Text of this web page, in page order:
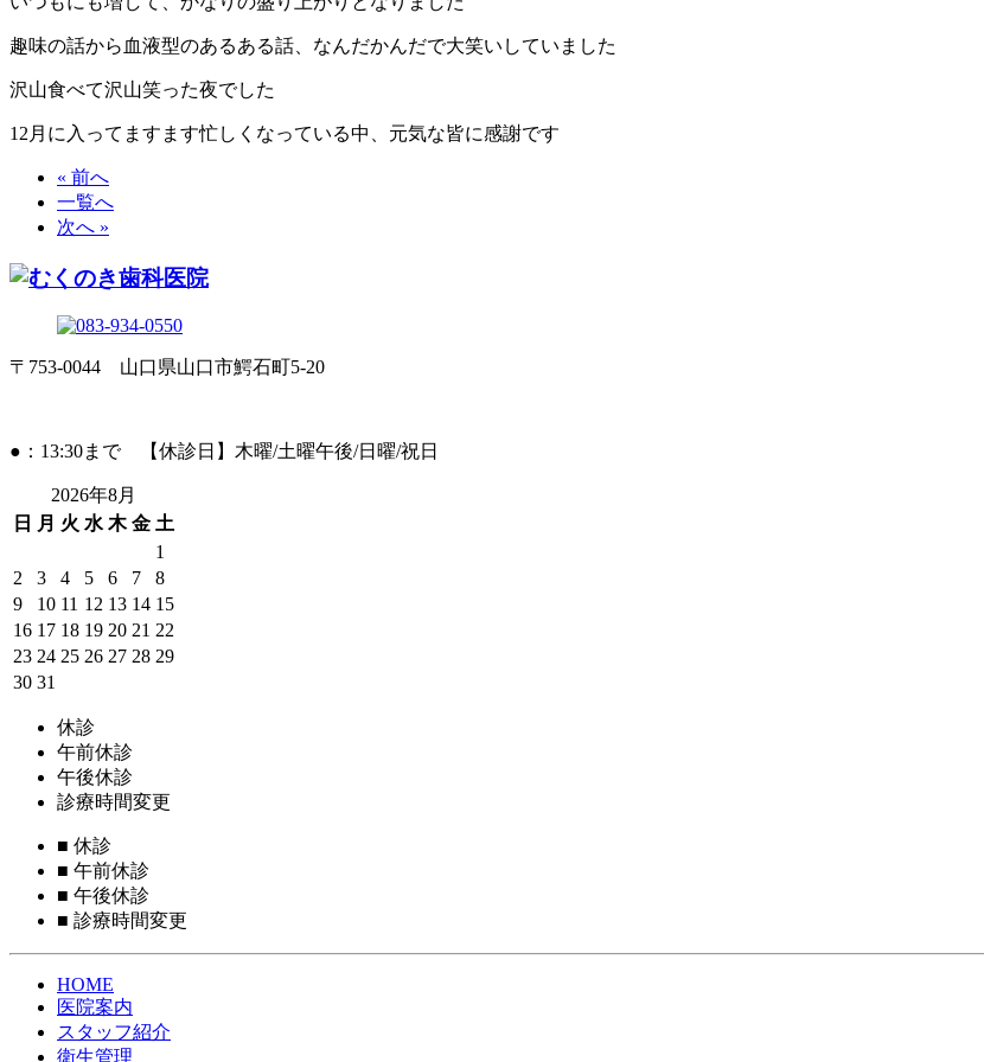
趣味の話から血液型のあるある話、なんだかんだで大笑いしていました
沢山食べて沢山笑った夜でした
12月に入ってますます忙しくなっている中、元気な皆に感謝です
« 前へ
一覧へ
次へ »
〒753-0044 山口県山口市鰐石町5-20
●：13:30まで 【休診日】木曜/土曜午後/日曜/祝日
2026年8月
日
月 火 水 木 金 土
1
2
3 4 5 6 7
8
9
10 11 12 13 14 15
16 17 18 19 20 21 22
23 24 25 26 27 28 29
30 31
休診
午前休診
午後休診
診療時間変更
■ 休診
■ 午前休診
■ 午後休診
■ 診療時間変更
HOME
医院案内
スタッフ紹介
衛生管理